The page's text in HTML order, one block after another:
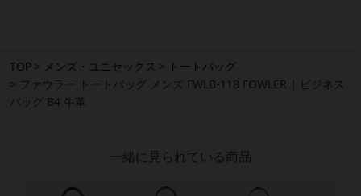
TOP メンズ・ユニセックス
トートバッグ
ファウラー トートバッグ メンズ FWLB-118 FOWLER | ビジネス
バッグ B4 牛革
一緒に見られている商品